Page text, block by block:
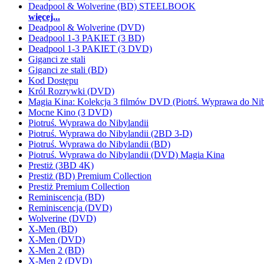
Deadpool & Wolverine (BD) STEELBOOK
więcej...
Deadpool & Wolverine (DVD)
Deadpool 1-3 PAKIET (3 BD)
Deadpool 1-3 PAKIET (3 DVD)
Giganci ze stali
Giganci ze stali (BD)
Kod Dostępu
Król Rozrywki (DVD)
Magia Kina: Kolekcja 3 filmów DVD (Piotrś. Wyprawa do
Mocne Kino (3 DVD)
Piotruś. Wyprawa do Nibylandii
Piotruś. Wyprawa do Nibylandii (2BD 3-D)
Piotruś. Wyprawa do Nibylandii (BD)
Piotruś. Wyprawa do Nibylandii (DVD) Magia Kina
Prestiż (3BD 4K)
Prestiż (BD) Premium Collection
Prestiż Premium Collection
Reminiscencja (BD)
Reminiscencja (DVD)
Wolverine (DVD)
X-Men (BD)
X-Men (DVD)
X-Men 2 (BD)
X-Men 2 (DVD)